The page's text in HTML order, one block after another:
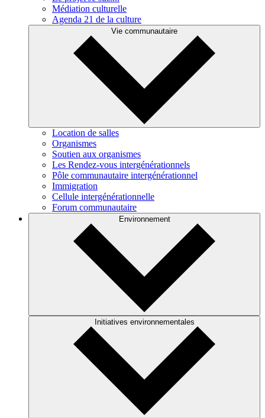
Médiation culturelle
Agenda 21 de la culture
Vie communautaire
Location de salles
Organismes
Soutien aux organismes
Les Rendez-vous intergénérationnels
Pôle communautaire intergénérationnel
Immigration
Cellule intergénérationnelle
Forum communautaire
Environnement
Initiatives environnementales